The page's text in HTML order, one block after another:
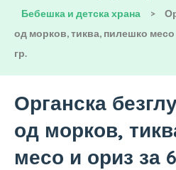
Бебешка и детска храна
>
од морков, тиква, пилешко
гр.
Органска
од морков,
месо и ориз за